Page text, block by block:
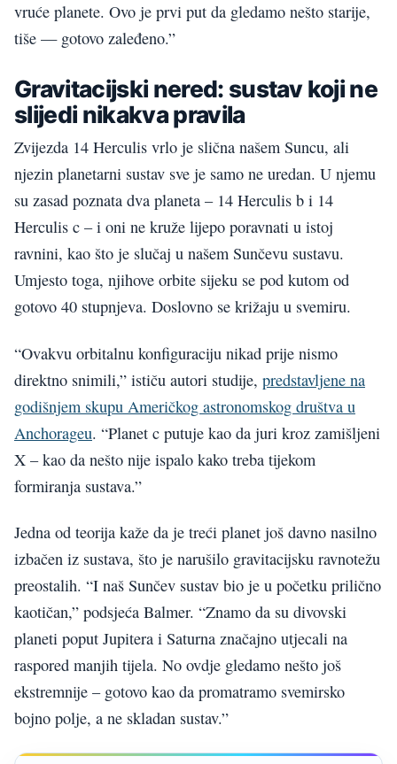
vruće planete. Ovo je prvi put da gledamo nešto starije,
tiše — gotovo zaleđeno.”
Gravitacijski nered: sustav koji ne
slijedi nikakva pravila
Zvijezda 14 Herculis vrlo je slična našem Suncu, ali
njezin planetarni sustav sve je samo ne uredan. U njemu
su zasad poznata dva planeta – 14 Herculis b i 14
Herculis c – i oni ne kruže lijepo poravnati u istoj
ravnini, kao što je slučaj u našem Sunčevu sustavu.
Umjesto toga, njihove orbite sijeku se pod kutom od
gotovo 40 stupnjeva. Doslovno se križaju u svemiru.
“Ovakvu orbitalnu konfiguraciju nikad prije nismo
direktno snimili,” ističu autori studije, predstavljene na
godišnjem skupu Američkog astronomskog društva u
Anchorageu. “Planet c putuje kao da juri kroz zamišljeni
X – kao da nešto nije ispalo kako treba tijekom
formiranja sustava.”
Jedna od teorija kaže da je treći planet još davno nasilno
izbačen iz sustava, što je narušilo gravitacijsku ravnotežu
preostalih. “I naš Sunčev sustav bio je u početku prilično
kaotičan,” podsjeća Balmer. “Znamo da su divovski
planeti poput Jupitera i Saturna značajno utjecali na
raspored manjih tijela. No ovdje gledamo nešto još
ekstremnije – gotovo kao da promatramo svemirsko
bojno polje, a ne skladan sustav.”